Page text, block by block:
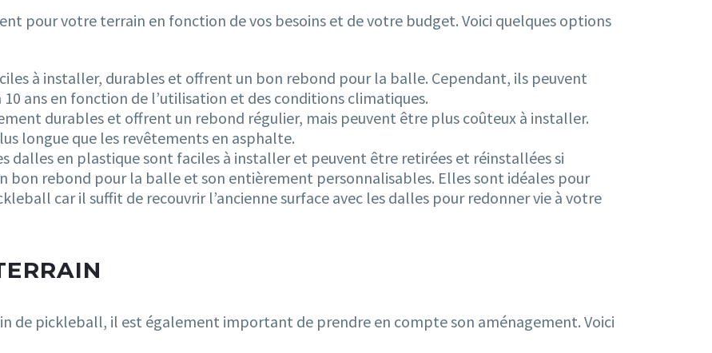
pour votre terrain en fonction de vos besoins et de votre budget. Voici quelques options
à installer, durables et offrent un bon rebond pour la balle. Cependant, ils peuvent
ans en fonction de l’utilisation et des conditions climatiques.
durables et offrent un rebond régulier, mais peuvent être plus coûteux à installer.
longue que les revêtements en asphalte.
dalles en plastique sont faciles à installer et peuvent être retirées et réinstallées si
bon rebond pour la balle et son entièrement personnalisables. Elles sont idéales pour
car il suffit de recouvrir l’ancienne surface avec les dalles pour redonner vie à votre
de pickleball, il est également important de prendre en compte son aménagement. Voici